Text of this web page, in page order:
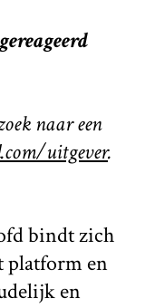
naar een
uitgever.
bindt zich
platform en
en